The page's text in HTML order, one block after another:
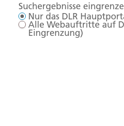
Suchergebnisse
Nur das DLR
Alle Webauftritte auf
Eingrenzung)